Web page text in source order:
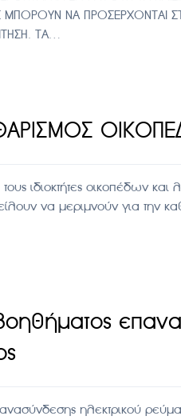
ΜΠΟΡΟΥΝ ΝΑ ΠΡΟΣΕΡΧΟΝΤΑΙ
ΤΑ…
ιδιοκτήτες οικοπέδων
να μεριμνούν για την
ηλεκτρικού